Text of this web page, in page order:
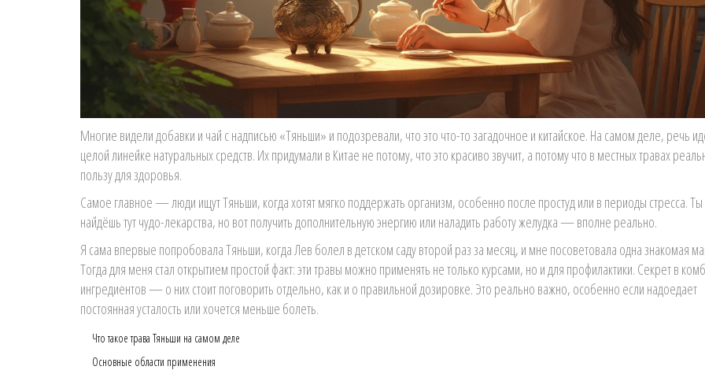
Многие видели добавки и чай с надписью «Тяньши» и подозревали, что это что-то загадочное и китайское. На самом деле, речь
целой линейке натуральных средств. Их придумали в Китае не потому, что это красиво звучит, а потому что в местных травах
пользу для здоровья.
Самое главное — люди ищут Тяньши, когда хотят мягко поддержать организм, особенно после простуд или в периоды стресса.
найдёшь тут чудо-лекарства, но вот получить дополнительную энергию или наладить работу желудка — вполне реально.
Я сама впервые попробовала Тяньши, когда Лев болел в детском саду второй раз за месяц, и мне посоветовала одна знакомая
Тогда для меня стал открытием простой факт: эти травы можно применять не только курсами, но и для профилактики. Секрет в
ингредиентов — о них стоит поговорить отдельно, как и о правильной дозировке. Это реально важно, особенно если надоедает
постоянная усталость или хочется меньше болеть.
Что такое трава Тяньши на самом деле
Основные области применения